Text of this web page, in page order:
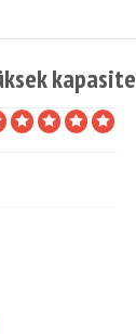
kapasite